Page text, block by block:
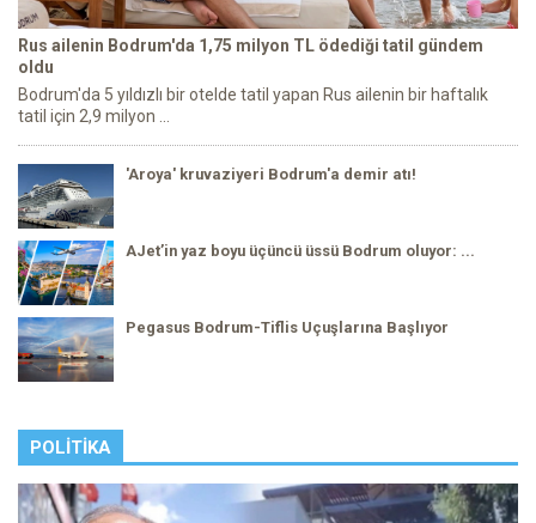
Rus ailenin Bodrum'da 1,75 milyon TL ödediği tatil gündem
oldu
Bodrum'da 5 yıldızlı bir otelde tatil yapan Rus ailenin bir haftalık
tatil için 2,9 milyon ...
'Aroya' kruvaziyeri Bodrum'a demir atı!
AJet’in yaz boyu üçüncü üssü Bodrum oluyor: ...
Pegasus Bodrum-Tiflis Uçuşlarına Başlıyor
POLITIKA